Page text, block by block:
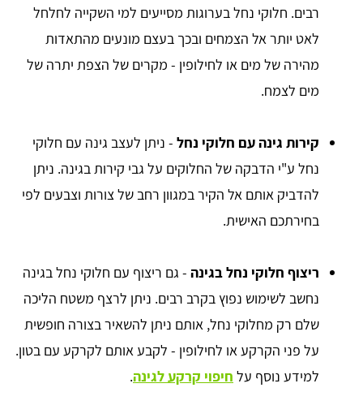
רבים. חלוקי נחל בערוגות מסייעים למי השקייה לחלחל
לאט יותר אל הצמחים ובכך בעצם מונעים מהתאדות
מהירה של מים או לחילופין - מקרים של הצפת יתרה של
מים לצמח.
קירות גינה עם חלוקי נחל - ניתן לעצב גינה עם חלוקי
נחל ע"י הדבקה של החלוקים על גבי קירות בגינה. ניתן
להדביק אותם אל הקיר במגוון רחב של צורות וצבעים לפי
בחירתכם האישית.
ריצוף חלוקי נחל בגינה - גם ריצוף עם חלוקי נחל בגינה
נחשב לשימוש נפוץ בקרב רבים. ניתן לרצף משטח הליכה
שלם רק מחלוקי נחל, אותם ניתן להשאיר בצורה חופשית
על פני הקרקע או לחילופין - לקבע אותם לקרקע עם בטון.
למידע נוסף על חיפוי קרקע לגינה.